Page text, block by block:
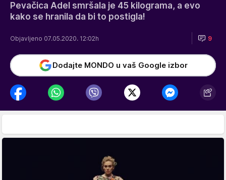
Pevačica Adel smršala je 45 kilograma, a evo
kako se hranila da bi to postigla!
Objavljeno 07.05.2020. 12:02h 9
Dodajte MONDO u vaš Google izbor